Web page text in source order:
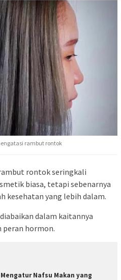
rambut rontok
rontok seringkali
biasa, tetapi sebenarnya
kesehatan yang lebih dalam.
dalam kaitannya
hormon.
Nafsu Makan yang